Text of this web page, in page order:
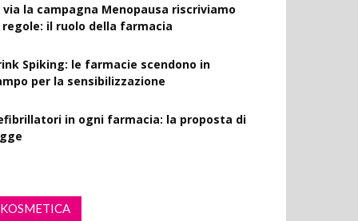
via la campagna Menopausa riscriviamo
regole: il ruolo della farmacia
Spiking: le farmacie scendono in
per la sensibilizzazione
in ogni farmacia: la proposta di
KOSMETICA